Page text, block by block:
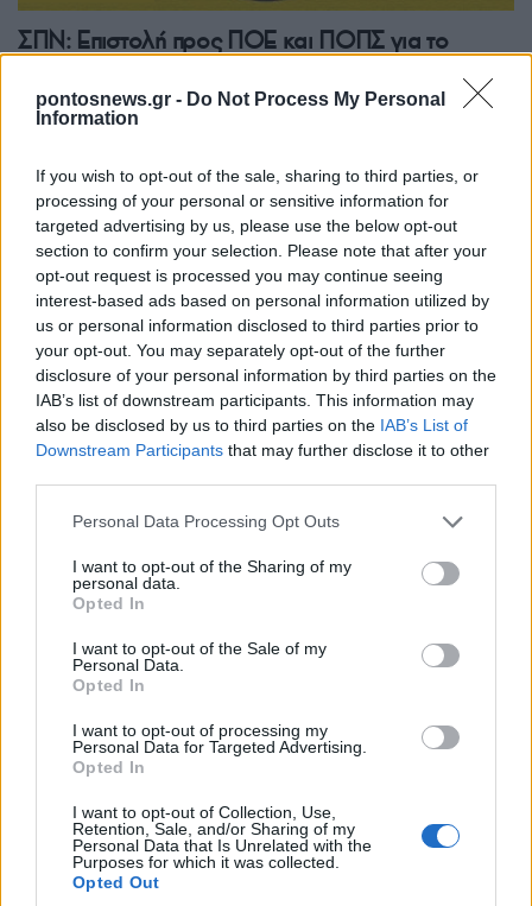
pontosnews.gr - Do Not Process My Personal
Information
If you wish to opt-out of the sale, sharing to third parties, or
processing of your personal or sensitive information for
targeted advertising by us, please use the below opt-out
section to confirm your selection. Please note that after your
opt-out request is processed you may continue seeing
interest-based ads based on personal information utilized by
us or personal information disclosed to third parties prior to
your opt-out. You may separately opt-out of the further
disclosure of your personal information by third parties on the
IAB’s list of downstream participants. This information may
also be disclosed by us to third parties on the IAB’s List of
Downstream Participants that may further disclose it to other
Please note that this website/app uses one or more Google
not limited to your visit or usage behaviour. You may click to
grant or deny consent to Google and its third-party tags to
use your data for below specified purposes in below Google
consent section.
Personal Data Processing Opt Outs
I want to opt-out of the Sharing of my
personal data.
Opted In
I want to opt-out of the Sale of my
Personal Data.
Opted In
I want to opt-out of processing my
Personal Data for Targeted Advertising.
Opted In
I want to opt-out of Collection, Use,
Retention, Sale, and/or Sharing of my
Personal Data that Is Unrelated with the
Purposes for which it was collected.
Opted Out
ΣΠΝ: Επιστολή προς ΠΟΕ και ΠΟΠΣ για το
Μεταπτυχιακό Πρόγραμμα του Πανεπιστημίου
Δυτ. Μακεδονίας στην ποντιακή λογοτεχνία
PONTOS BLOG
σπουδές «Ιστορία και συγγραφή της ποντιακής
λογοτεχνίας» στο Πανεπιστήμιο Δυτικής
Μακεδονίας